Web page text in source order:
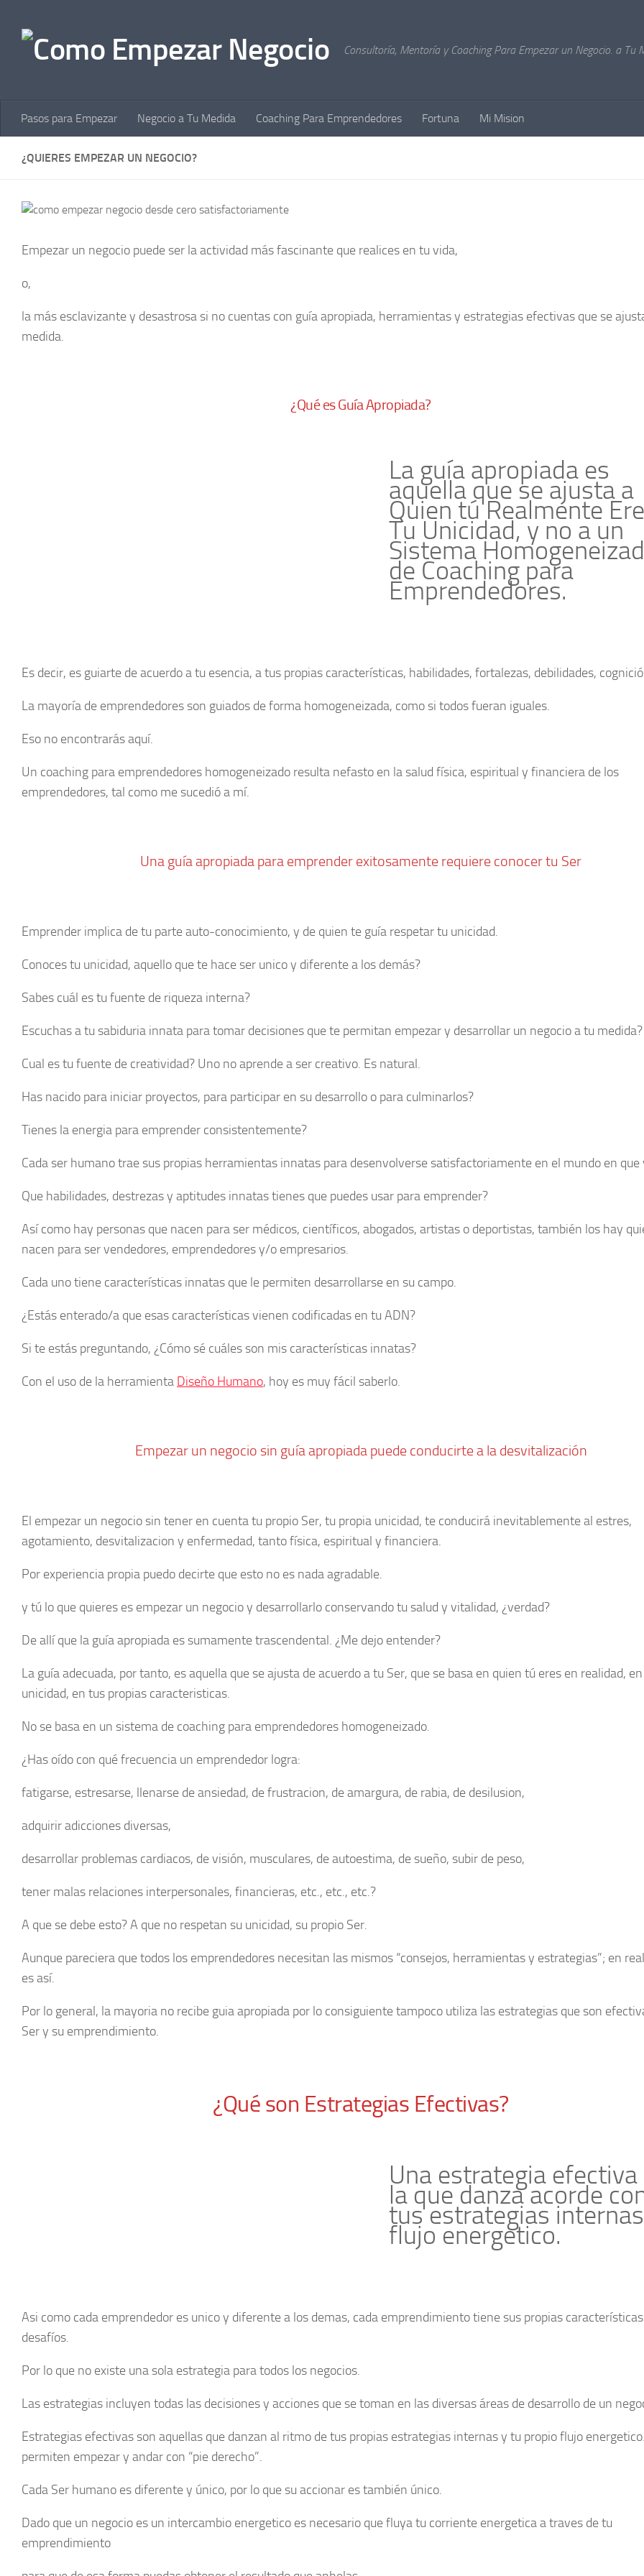
Consultoría, Mentoría y Coaching Para Empezar un Negocio. a Tu
Pasos para Empezar Negocio a Tu Medida Coaching Para Emprendedores Fortuna Mi Mision
¿QUIERES EMPEZAR UN NEGOCIO?
Empezar un negocio puede ser la actividad más fascinante que realices en tu vida,
o,
la más esclavizante y desastrosa si no cuentas con guía apropiada, herramientas y estrategias efectivas que se
medida.
¿Qué es Guía Apropiada?
La guía apropiada es
aquella que se ajusta a
Quien tú Realmente
Tu Unicidad, y no a un
Sistema
de Coaching para
Emprendedores.
Es decir, es guiarte de acuerdo a tu esencia, a tus propias características, habilidades, fortalezas, debilidades,
La mayoría de emprendedores son guiados de forma homogeneizada, como si todos fueran iguales.
Eso no encontrarás aquí.
Un coaching para emprendedores homogeneizado resulta nefasto en la salud física, espiritual y financiera de los
emprendedores, tal como me sucedió a mí.
Una guía apropiada para emprender exitosamente requiere conocer tu Ser
Emprender implica de tu parte auto-conocimiento, y de quien te guía respetar tu unicidad.
Conoces tu unicidad, aquello que te hace ser unico y diferente a los demás?
Sabes cuál es tu fuente de riqueza interna?
Escuchas a tu sabiduria innata para tomar decisiones que te permitan empezar y desarrollar un negocio a tu medida?
Cual es tu fuente de creatividad? Uno no aprende a ser creativo. Es natural.
Has nacido para iniciar proyectos, para participar en su desarrollo o para culminarlos?
Tienes la energia para emprender consistentemente?
Cada ser humano trae sus propias herramientas innatas para desenvolverse satisfactoriamente en el mundo en
Que habilidades, destrezas y aptitudes innatas tienes que puedes usar para emprender?
Así como hay personas que nacen para ser médicos, científicos, abogados, artistas o deportistas, también los hay
nacen para ser vendedores, emprendedores y/o empresarios.
Cada uno tiene características innatas que le permiten desarrollarse en su campo.
¿Estás enterado/a que esas características vienen codificadas en tu ADN?
Si te estás preguntando, ¿Cómo sé cuáles son mis características innatas?
Con el uso de la herramienta Diseño Humano, hoy es muy fácil saberlo.
Empezar un negocio sin guía apropiada puede conducirte a la desvitalización
El empezar un negocio sin tener en cuenta tu propio Ser, tu propia unicidad, te conducirá inevitablemente al estres,
agotamiento, desvitalizacion y enfermedad, tanto física, espiritual y financiera.
Por experiencia propia puedo decirte que esto no es nada agradable.
y tú lo que quieres es empezar un negocio y desarrollarlo conservando tu salud y vitalidad, ¿verdad?
De allí que la guía apropiada es sumamente trascendental. ¿Me dejo entender?
La guía adecuada, por tanto, es aquella que se ajusta de acuerdo a tu Ser, que se basa en quien tú eres en realidad,
unicidad, en tus propias caracteristicas.
No se basa en un sistema de coaching para emprendedores homogeneizado.
¿Has oído con qué frecuencia un emprendedor logra:
fatigarse, estresarse, llenarse de ansiedad, de frustracion, de amargura, de rabia, de desilusion,
adquirir adicciones diversas,
desarrollar problemas cardiacos, de visión, musculares, de autoestima, de sueño, subir de peso,
tener malas relaciones interpersonales, financieras, etc., etc., etc.?
A que se debe esto? A que no respetan su unicidad, su propio Ser.
Aunque pareciera que todos los emprendedores necesitan las mismos “consejos, herramientas y estrategias”; en
es así.
Por lo general, la mayoria no recibe guia apropiada por lo consiguiente tampoco utiliza las estrategias que son
Ser y su emprendimiento.
¿Qué son Estrategias Efectivas?
Una estrategia efectiva
la que danza acorde
tus estrategias
flujo energetico.
Asi como cada emprendedor es unico y diferente a los demas, cada emprendimiento tiene sus propias
desafíos.
Por lo que no existe una sola estrategia para todos los negocios.
Las estrategias incluyen todas las decisiones y acciones que se toman en las diversas áreas de desarrollo de un
Estrategias efectivas son aquellas que danzan al ritmo de tus propias estrategias internas y tu propio flujo
permiten empezar y andar con “pie derecho”.
Cada Ser humano es diferente y único, por lo que su accionar es también único.
Dado que un negocio es un intercambio energetico es necesario que fluya tu corriente energetica a traves de tu
emprendimiento